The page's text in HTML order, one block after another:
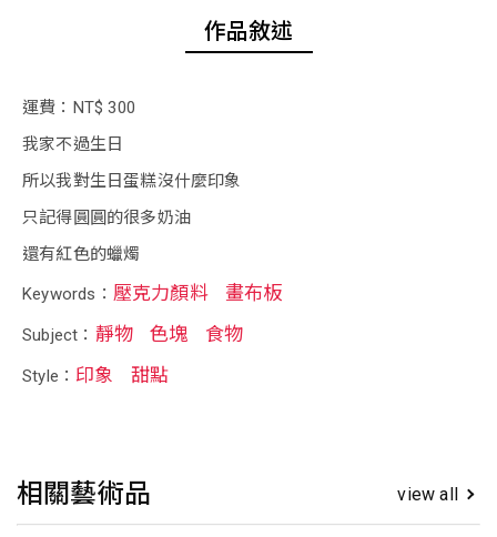
作品敘述
運費：NT$ 300
我家不過生日
所以我對生日蛋糕沒什麼印象
只記得圓圓的很多奶油
還有紅色的蠟燭
Keywords： 壓克力顏料 畫布板
Subject： 靜物 色塊 食物
Style： 印象 甜點
相關藝術品 view all